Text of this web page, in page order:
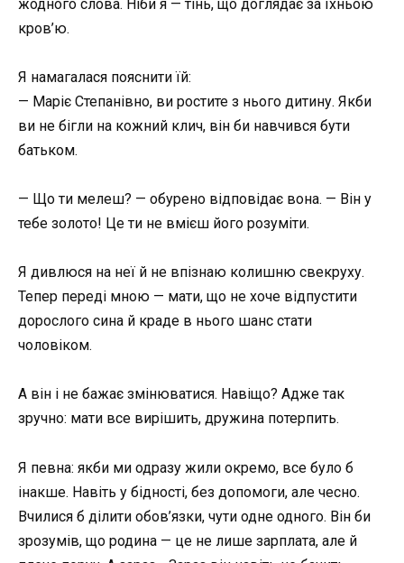
жодного слова. Ніби я — тінь, що доглядає за їхньою
кров’ю.
Я намагалася пояснити їй:
— Маріє Степанівно, ви ростите з нього дитину. Якби
ви не бігли на кожний клич, він би навчився бути
батьком.
— Що ти мелеш? — обурено відповідає вона. — Він у
тебе золото! Це ти не вмієш його розуміти.
Я дивлюся на неї й не впізнаю колишню свекруху.
Тепер переді мною — мати, що не хоче відпустити
дорослого сина й краде в нього шанс стати
чоловіком.
А він і не бажає змінюватися. Навіщо? Адже так
зручно: мати все вирішить, дружина потерпить.
Я певна: якби ми одразу жили окремо, все було б
інакше. Навіть у бідності, без допомоги, але чесно.
Вчилися б ділити обов’язки, чути одне одного. Він би
зрозумів, що родина — це не лише зарплата, але й